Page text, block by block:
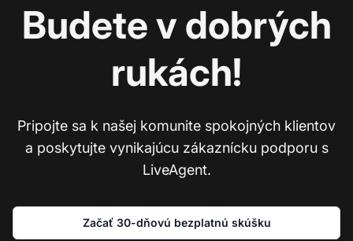
Budete v dobrých
rukách!
Pripojte sa k našej komunite spokojných klientov
a poskytujte vynikajúcu zákaznícku podporu s
LiveAgent.
Začať 30-dňovú bezplatnú skúšku